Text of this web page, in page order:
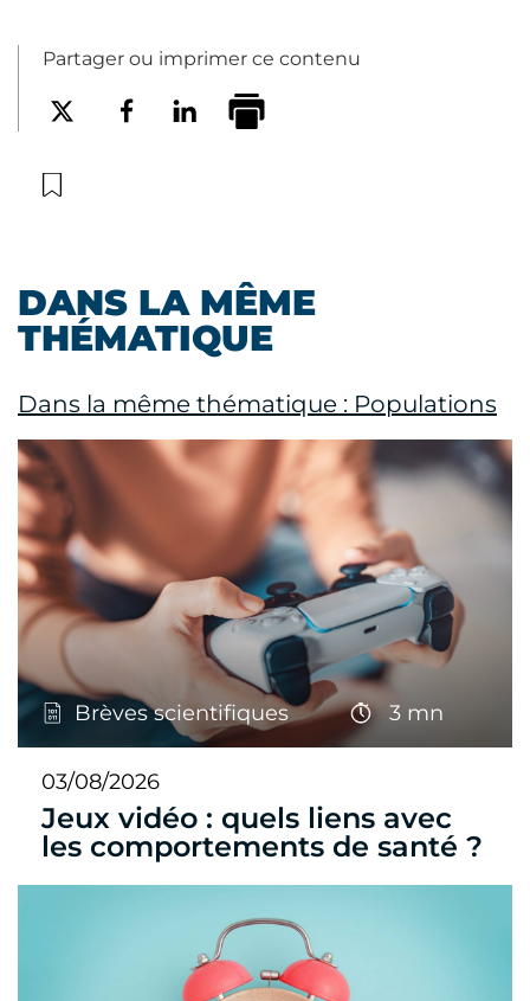
Partager ou imprimer ce contenu
DANS LA MÊME
THÉMATIQUE
Dans la même thématique : Populations
Brèves scientifiques 3 mn
03/08/2026
Jeux vidéo : quels liens avec
les comportements de santé ?